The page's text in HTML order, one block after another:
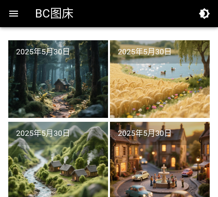
 BC图床 
2025年5月30日 2025年5月30日
2025年5月30日 2025年5月30日